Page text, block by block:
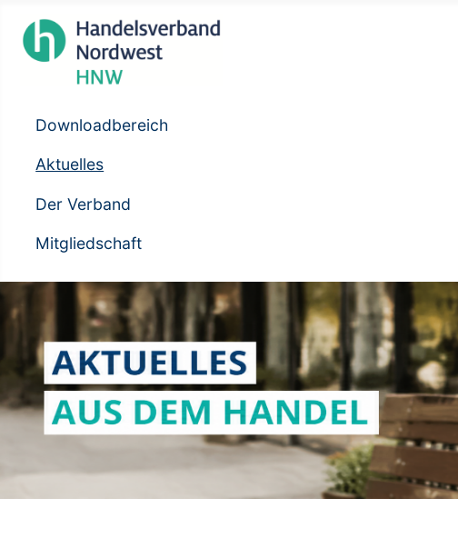
Downloadbereich
Aktuelles
Der Verband
Mitgliedschaft